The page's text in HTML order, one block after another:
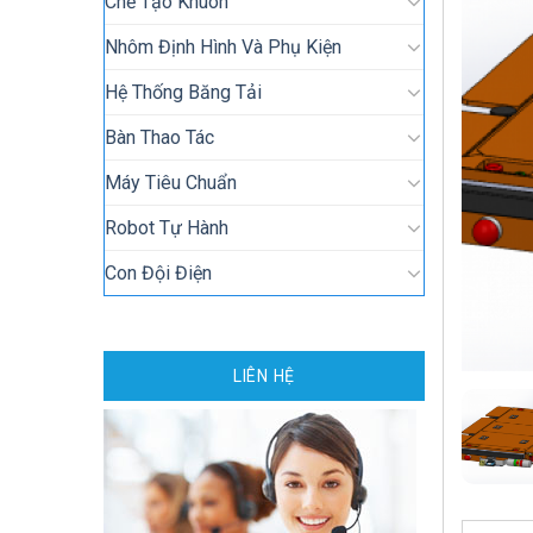
Nhôm Định Hình Và Phụ Kiện
Hệ Thống Băng Tải
Bàn Thao Tác
Máy Tiêu Chuẩn
Robot Tự Hành
Con Đội Điện
LIÊN HỆ